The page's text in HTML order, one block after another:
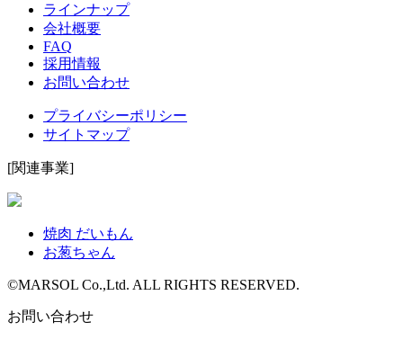
ラインナップ
会社概要
FAQ
採用情報
お問い合わせ
プライバシーポリシー
サイトマップ
[関連事業]
焼肉 だいもん
お葱ちゃん
©MARSOL Co.,Ltd. ALL RIGHTS RESERVED.
お問い合わせ